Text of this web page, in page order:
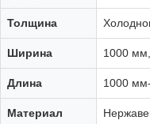
Толщина
Ширина 1000
Длина 1000
Материал